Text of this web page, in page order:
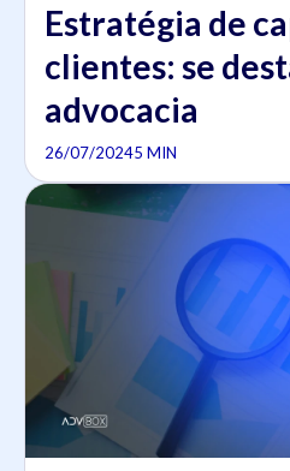
Estratégia de
clientes: se
advocacia
26/07/20245 MIN